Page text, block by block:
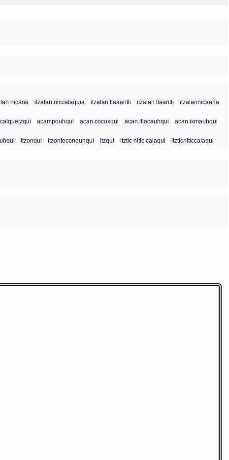
nicana itzalan niccalaquia itzalan tlaaantli itzalan tlaantli
itzalannicaana
acampouhqui acan cocoxqui acan itlacauhqui
acan ixmauhqui
itzonqui itzonteconeuhqui itzqui itztic nitic calaqui
itzticniticcalaqui